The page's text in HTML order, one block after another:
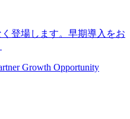
く登場します。早期導入をお